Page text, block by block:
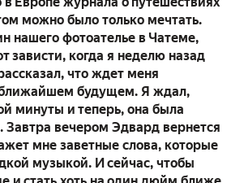
можно было только мечтать.
нашего фотоателье в Чатеме,
зависти, когда я неделю назад
что ждет меня
будущем. Я ждал,
минуты и теперь, она была
Завтра вечером Эдвард вернется
мне заветные слова, которые
музыкой. И сейчас, чтобы